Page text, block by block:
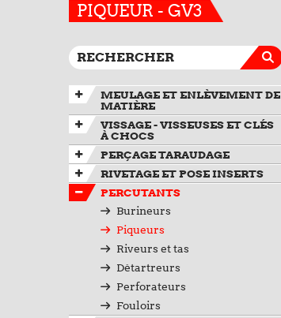
PIQUEUR - GV3
MEULAGE ET ENLÈVEMENT DE
MATIÈRE
VISSAGE - VISSEUSES ET CLÉS
À CHOCS
PERÇAGE TARAUDAGE
RIVETAGE ET POSE INSERTS
PERCUTANTS
Burineurs
Piqueurs
Riveurs et tas
Détartreurs
Perforateurs
Fouloirs